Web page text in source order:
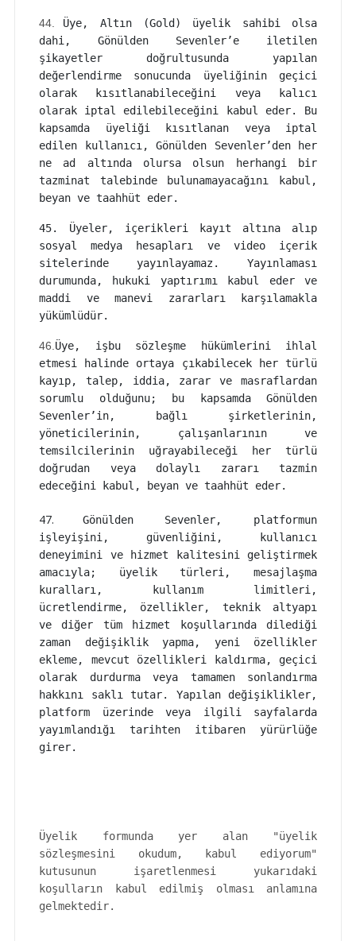
44. Üye, Altın (Gold) üyelik sahibi olsa
dahi, Gönülden Sevenler’e iletilen
şikayetler doğrultusunda yapılan
değerlendirme sonucunda üyeliğinin geçici
olarak kısıtlanabileceğini veya kalıcı
olarak iptal edilebileceğini kabul eder. Bu
kapsamda üyeliği kısıtlanan veya iptal
edilen kullanıcı, Gönülden Sevenler’den her
ne ad altında olursa olsun herhangi bir
tazminat talebinde bulunamayacağını kabul,
beyan ve taahhüt eder.
45. Üyeler, içerikleri kayıt altına alıp
sosyal medya hesapları ve video içerik
sitelerinde yayınlayamaz. Yayınlaması
durumunda, hukuki yaptırımı kabul eder ve
maddi ve manevi zararları karşılamakla
yükümlüdür.
46. Üye, işbu sözleşme hükümlerini ihlal
etmesi halinde ortaya çıkabilecek her türlü
kayıp, talep, iddia, zarar ve masraflardan
sorumlu olduğunu; bu kapsamda Gönülden
Sevenler’in, bağlı şirketlerinin,
yöneticilerinin, çalışanlarının ve
temsilcilerinin uğrayabileceği her türlü
doğrudan veya dolaylı zararı tazmin
edeceğini kabul, beyan ve taahhüt eder.
47.
Gönülden Sevenler, platformun
işleyişini, güvenliğini, kullanıcı
deneyimini ve hizmet kalitesini geliştirmek
amacıyla; üyelik türleri, mesajlaşma
kuralları, kullanım limitleri,
ücretlendirme, özellikler, teknik altyapı
ve diğer tüm hizmet koşullarında dilediği
zaman değişiklik yapma, yeni özellikler
ekleme, mevcut özellikleri kaldırma, geçici
olarak durdurma veya tamamen sonlandırma
hakkını saklı tutar. Yapılan değişiklikler,
platform üzerinde veya ilgili sayfalarda
yayımlandığı tarihten itibaren yürürlüğe
girer.
Üyelik formunda yer alan "üyelik
sözleşmesini okudum, kabul ediyorum"
kutusunun işaretlenmesi yukarıdaki
koşulların kabul edilmiş olması anlamına
gelmektedir.